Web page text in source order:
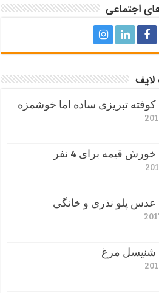
اجتماعی
کوفته تبریزی ساده اما خوشمزه
قیمه برای 4 نفر
عدس پلو نذری و خانگی
شنیسل مرغ